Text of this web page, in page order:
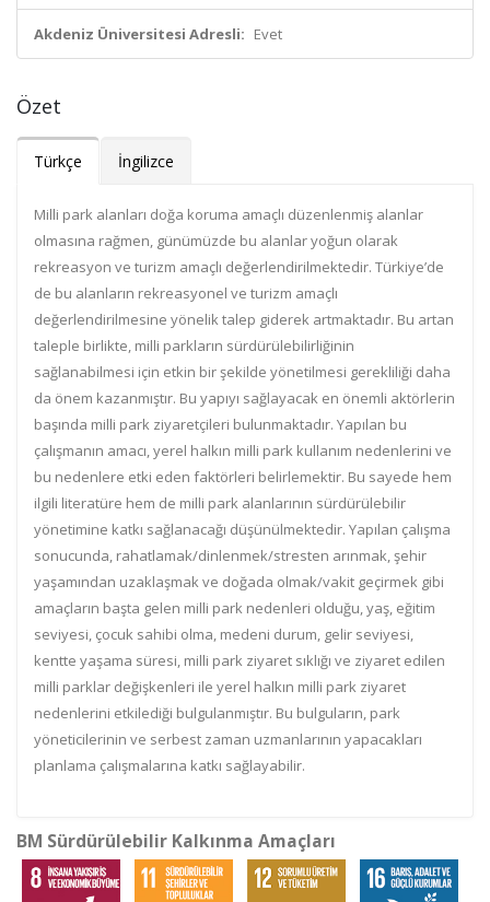
Akdeniz Üniversitesi Adresli: Evet
Özet
Türkçe İngilizce
Milli park alanları doğa koruma amaçlı düzenlenmiş alanlar
olmasına rağmen, günümüzde bu alanlar yoğun olarak
rekreasyon ve turizm amaçlı değerlendirilmektedir. Türkiye’de
de bu alanların rekreasyonel ve turizm amaçlı
değerlendirilmesine yönelik talep giderek artmaktadır. Bu artan
taleple birlikte, milli parkların sürdürülebilirliğinin
sağlanabilmesi için etkin bir şekilde yönetilmesi gerekliliği daha
da önem kazanmıştır. Bu yapıyı sağlayacak en önemli aktörlerin
başında milli park ziyaretçileri bulunmaktadır. Yapılan bu
çalışmanın amacı, yerel halkın milli park kullanım nedenlerini ve
bu nedenlere etki eden faktörleri belirlemektir. Bu sayede hem
ilgili literatüre hem de milli park alanlarının sürdürülebilir
yönetimine katkı sağlanacağı düşünülmektedir. Yapılan çalışma
sonucunda, rahatlamak/dinlenmek/stresten arınmak, şehir
yaşamından uzaklaşmak ve doğada olmak/vakit geçirmek gibi
amaçların başta gelen milli park nedenleri olduğu, yaş, eğitim
seviyesi, çocuk sahibi olma, medeni durum, gelir seviyesi,
kentte yaşama süresi, milli park ziyaret sıklığı ve ziyaret edilen
milli parklar değişkenleri ile yerel halkın milli park ziyaret
nedenlerini etkilediği bulgulanmıştır. Bu bulguların, park
yöneticilerinin ve serbest zaman uzmanlarının yapacakları
planlama çalışmalarına katkı sağlayabilir.
BM Sürdürülebilir Kalkınma Amaçları